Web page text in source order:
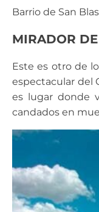
Barrio de San Blas
MIRADOR
Este es otro de
espectacular del
es lugar donde
candados en